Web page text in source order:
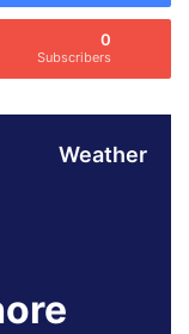
ش
و
0
Subscribers
Weather